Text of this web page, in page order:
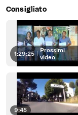
Consigliato
1:29:25 | Prossimi
video
9:45